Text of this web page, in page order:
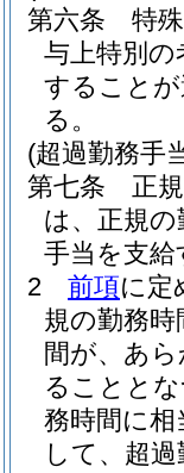
第六条
特
与上特別
すること
る。
(超過勤務手
第七条
正
は、正規
手当を支給
2
前項に定
規の勤務
間が、あ
ることと
務時間に
して、超